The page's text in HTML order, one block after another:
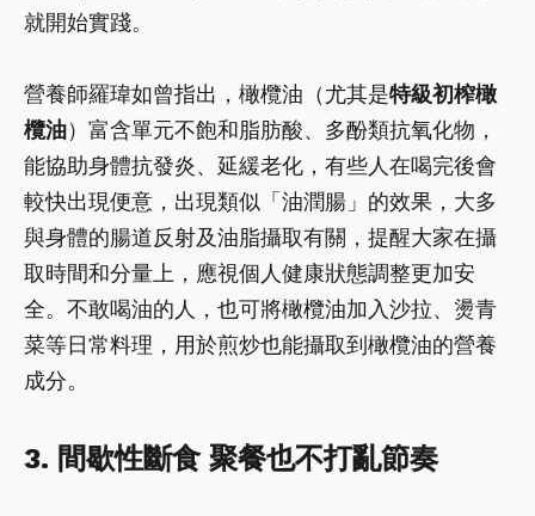
就開始實踐。
營養師羅瑋如曾指出，橄欖油（尤其是特級初榨橄
欖油）富含單元不飽和脂肪酸、多酚類抗氧化物，
能協助身體抗發炎、延緩老化，有些人在喝完後會
較快出現便意，出現類似「油潤腸」的效果，大多
與身體的腸道反射及油脂攝取有關，提醒大家在攝
取時間和分量上，應視個人健康狀態調整更加安
全。不敢喝油的人，也可將橄欖油加入沙拉、燙青
菜等日常料理，用於煎炒也能攝取到橄欖油的營養
成分。
3. 間歇性斷食 聚餐也不打亂節奏